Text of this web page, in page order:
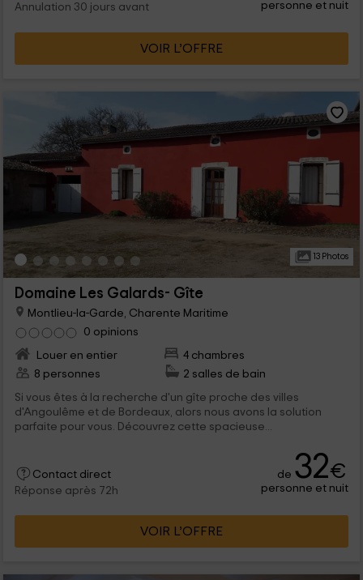
Annulation 30 jours avant personne et nuit
VOIR L’OFFRE
13 Photos
Domaine Les Galards- Gîte
Montlieu-la-Garde, Charente Maritime
0 opinions
Louer en entier
4 chambres
8 personnes
2 salles de bain
Si vous êtes à la recherche d'un gîte proche des villes
d'Angoulême et de Bordeaux, alors nous avons la solution
parfaite pour vous. Découvrez cette spacieuse...
Contact direct
Réponse après 72h
de 32€
personne et nuit
VOIR L’OFFRE